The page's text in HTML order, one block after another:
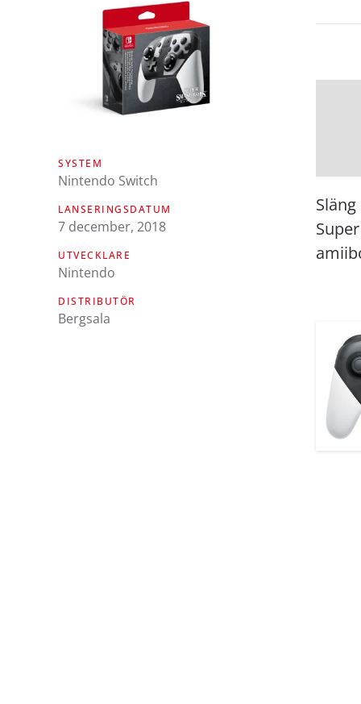
SYSTEM
Nintendo Switch
LANSERINGSDATUM
7 december, 2018
UTVECKLARE
Nintendo
DISTRIBUTÖR
Bergsala